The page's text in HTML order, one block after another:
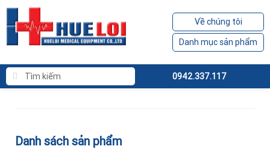
Về chúng tôi
Danh mục sản phẩm
0942.337.117
Danh sách sản phẩm